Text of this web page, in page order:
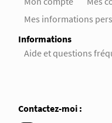
Mes informations
Informations
Aide et questions
Contactez-moi :